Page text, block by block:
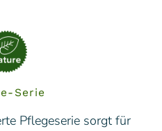
Serie
Pflegeserie sorgt für